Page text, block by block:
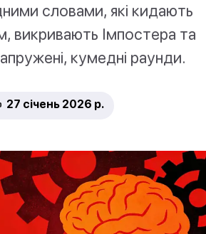
словами, які кидають
викривають Імпостера та
кумедні раунди.
січень 2026 р.